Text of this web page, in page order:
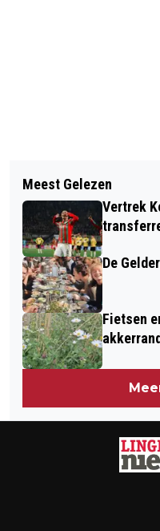
VRIJWILLIGERS
ELDENSE DRAAI
OPEN TUINEN
Meest Gelezen
Vertrek
De
Fietsen